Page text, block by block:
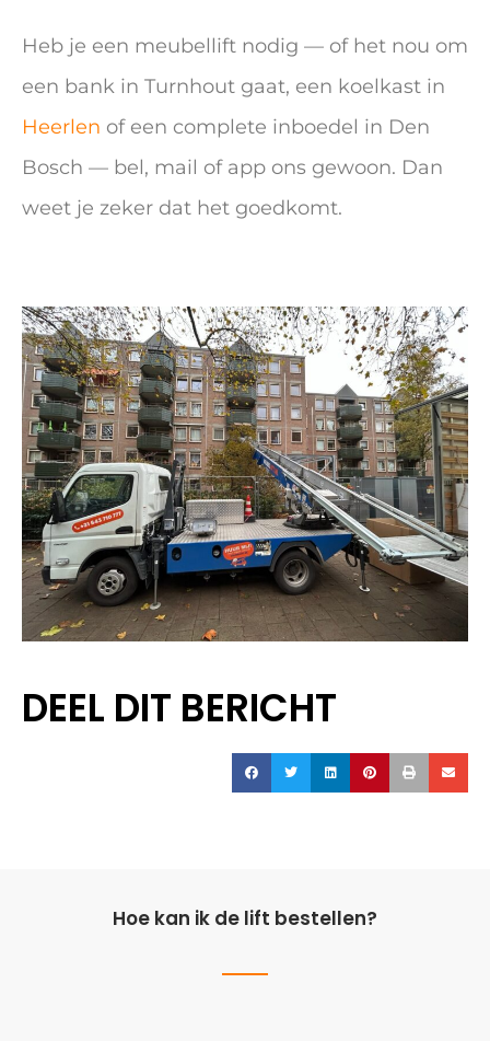
Heb je een meubellift nodig — of het nou om
een bank in Turnhout gaat, een koelkast in
Heerlen of een complete inboedel in Den
Bosch — bel, mail of app ons gewoon. Dan
weet je zeker dat het goedkomt.
DEEL DIT BERICHT
Hoe kan ik de lift bestellen?